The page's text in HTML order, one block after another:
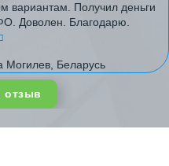
вариантам. Получил деньги
Доволен. Благодарю.
Могилев, Беларусь
отзыв